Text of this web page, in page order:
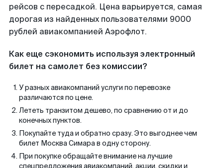
рейсов с пересадкой. Цена варьируется, самая
дорогая из найденных пользователями 9000
рублей авиакомпанией Аэрофлот.
Как еще сэкономить используя электронный
билет на самолет без комиссии?
У разных авиакомпаний услуги по перевозке
различаются по цене.
Лететь транзитом дешево, по сравнению от и до
конечных пунктов.
Покупайте туда и обратно сразу. Это выгоднее чем
билет Москва Симара в одну сторону.
При покупке обращайте внимание на лучшие
спецпредложения авиакомпаний, акции, скидки и